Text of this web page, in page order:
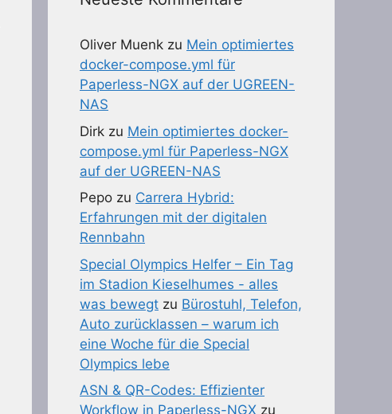
Oliver Muenk zu Mein optimiertes
docker-compose.yml für
Paperless-NGX auf der UGREEN-
NAS
Dirk zu Mein optimiertes docker-
compose.yml für Paperless-NGX
auf der UGREEN-NAS
Pepo zu Carrera Hybrid:
Erfahrungen mit der digitalen
Rennbahn
Special Olympics Helfer – Ein Tag
im Stadion Kieselhumes - alles
was bewegt zu Bürostuhl, Telefon,
Auto zurücklassen – warum ich
eine Woche für die Special
Olympics lebe
ASN & QR-Codes: Effizienter
Workflow in Paperless-NGX zu